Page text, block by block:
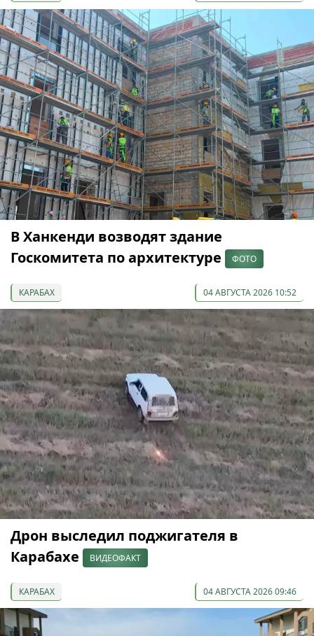
В Ханкенди возводят здание
Госкомитета по архитектуре
ФОТО
КАРАБАХ 04 АВГУСТА 2026 10:52
Дрон выследил поджигателя в
Карабахе
ВИДЕОФАКТ
КАРАБАХ 04 АВГУСТА 2026 09:46